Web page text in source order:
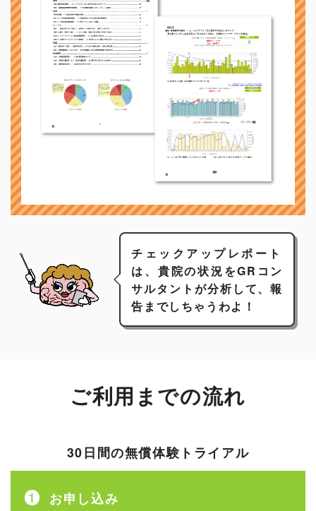
チェックアップレポート
は、貴院の状況をGRコン
サルタントが分析して、報
告までしちゃうわよ！
ご利用までの流れ
30日間の無償体験トライアル
お申し込み